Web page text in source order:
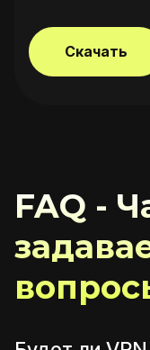
Скачать
FAQ -